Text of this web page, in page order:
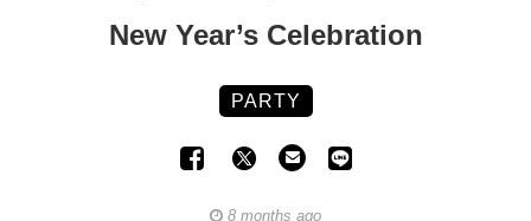
New Year’s Celebration
PARTY
8 months ago